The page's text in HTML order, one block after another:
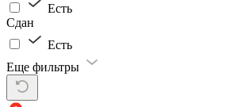
Есть
Сдан
Есть
Еще фильтры